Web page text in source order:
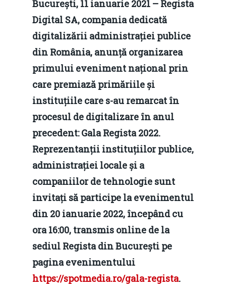
București, 11 ianuarie 2021 – Regista
Digital SA, compania dedicată
digitalizării administrației publice
din România, anunță organizarea
primului eveniment național prin
care premiază primăriile și
instituțiile care s-au remarcat în
procesul de digitalizare în anul
precedent: Gala Regista 2022.
Reprezentanții instituțiilor publice,
administrației locale și a
companiilor de tehnologie sunt
invitați să participe la evenimentul
din 20 ianuarie 2022, începând cu
ora 16:00, transmis online de la
sediul Regista din București pe
pagina evenimentului
https://spotmedia.ro/gala-regista.